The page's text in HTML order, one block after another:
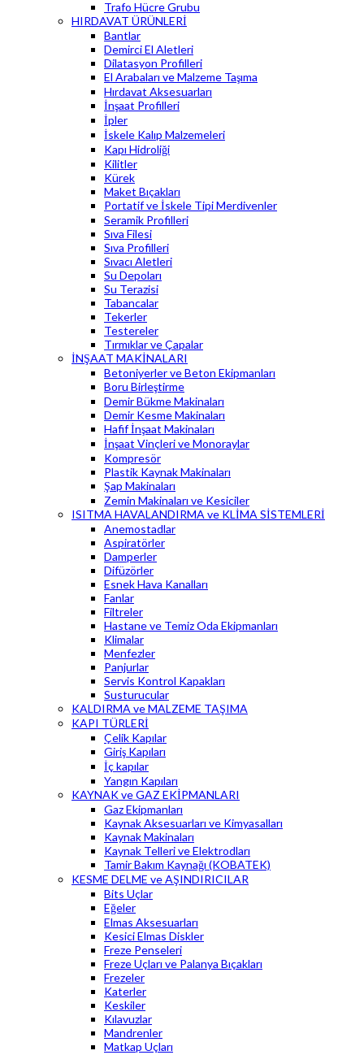
Trafo Hücre Grubu
HIRDAVAT ÜRÜNLERİ
Bantlar
Demirci El Aletleri
Dilatasyon Profilleri
El Arabaları ve Malzeme Taşıma
Hırdavat Aksesuarları
İnşaat Profilleri
İpler
İskele Kalıp Malzemeleri
Kapı Hidroliği
Kilitler
Kürek
Maket Bıçakları
Portatif ve İskele Tipi Merdivenler
Seramik Profilleri
Sıva Filesi
Sıva Profilleri
Sıvacı Aletleri
Su Depoları
Su Terazisi
Tabancalar
Tekerler
Testereler
Tırmıklar ve Çapalar
İNŞAAT MAKİNALARI
Betoniyerler ve Beton Ekipmanları
Boru Birleştirme
Demir Bükme Makinaları
Demir Kesme Makinaları
Hafif İnşaat Makinaları
İnşaat Vinçleri ve Monoraylar
Kompresör
Plastik Kaynak Makinaları
Şap Makinaları
Zemin Makinaları ve Kesiciler
ISITMA HAVALANDIRMA ve KLİMA SİSTEMLERİ
Anemostadlar
Aspiratörler
Damperler
Difüzörler
Esnek Hava Kanalları
Fanlar
Filtreler
Hastane ve Temiz Oda Ekipmanları
Klimalar
Menfezler
Panjurlar
Servis Kontrol Kapakları
Susturucular
KALDIRMA ve MALZEME TAŞIMA
KAPI TÜRLERİ
Çelik Kapılar
Giriş Kapıları
İç kapılar
Yangın Kapıları
KAYNAK ve GAZ EKİPMANLARI
Gaz Ekipmanları
Kaynak Aksesuarları ve Kimyasalları
Kaynak Makinaları
Kaynak Telleri ve Elektrodları
Tamir Bakım Kaynağı (KOBATEK)
KESME DELME ve AŞINDIRICILAR
Bits Uçlar
Eğeler
Elmas Aksesuarları
Kesici Elmas Diskler
Freze Penseleri
Freze Uçları ve Palanya Bıçakları
Frezeler
Katerler
Keskiler
Kılavuzlar
Mandrenler
Matkap Uçları